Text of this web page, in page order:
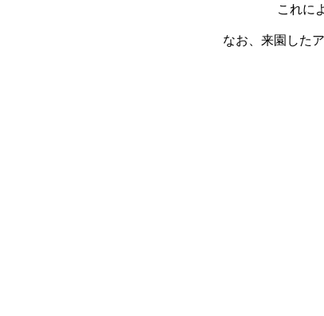
これに
なお、来園した